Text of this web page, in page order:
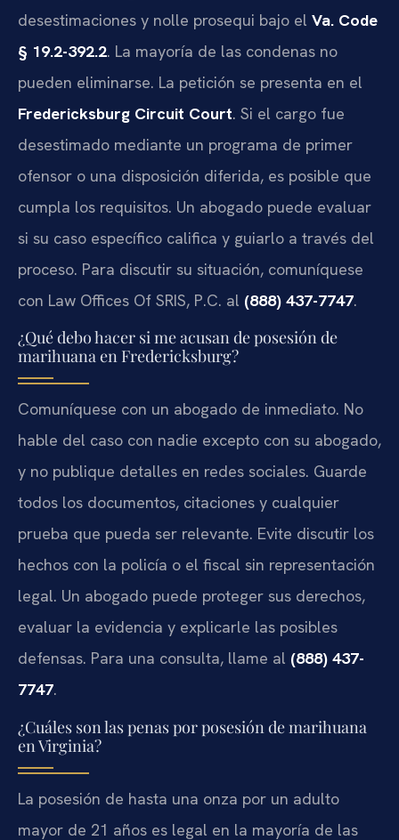
desestimaciones y nolle prosequi bajo el Va. Code
§ 19.2-392.2. La mayoría de las condenas no
pueden eliminarse. La petición se presenta en el
Fredericksburg Circuit Court. Si el cargo fue
desestimado mediante un programa de primer
ofensor o una disposición diferida, es posible que
cumpla los requisitos. Un abogado puede evaluar
si su caso específico califica y guiarlo a través del
proceso. Para discutir su situación, comuníquese
con Law Offices Of SRIS, P.C. al (888) 437-7747.
¿Qué debo hacer si me acusan de posesión de
marihuana en Fredericksburg?
Comuníquese con un abogado de inmediato. No
hable del caso con nadie excepto con su abogado,
y no publique detalles en redes sociales. Guarde
todos los documentos, citaciones y cualquier
prueba que pueda ser relevante. Evite discutir los
hechos con la policía o el fiscal sin representación
legal. Un abogado puede proteger sus derechos,
evaluar la evidencia y explicarle las posibles
defensas. Para una consulta, llame al (888) 437-
7747.
¿Cuáles son las penas por posesión de marihuana
en Virginia?
La posesión de hasta una onza por un adulto
mayor de 21 años es legal en la mayoría de las